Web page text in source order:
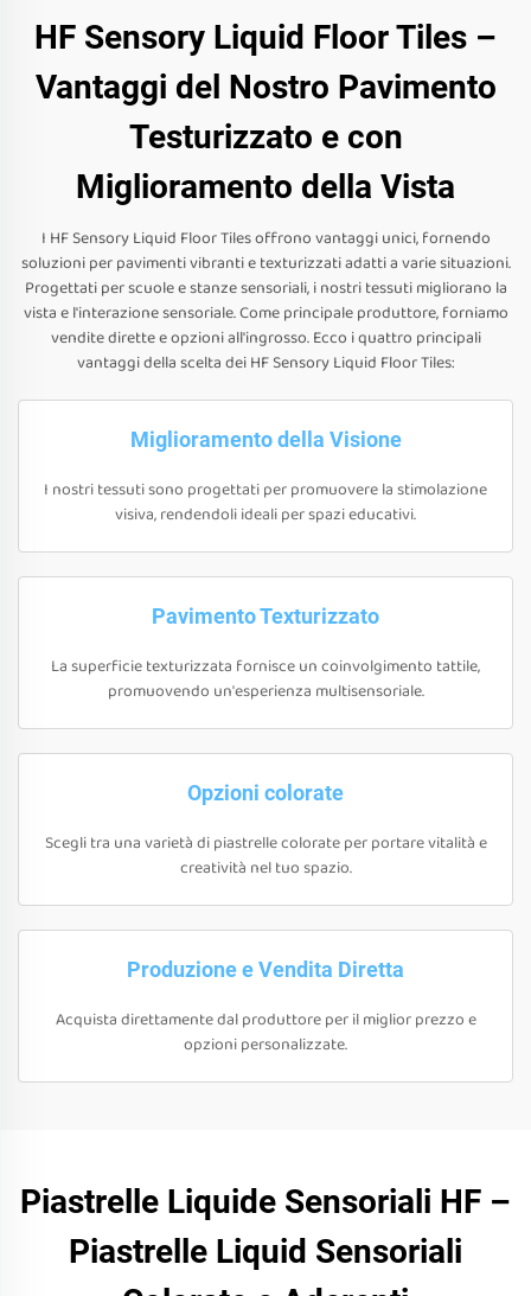
HF Sensory Liquid Floor Tiles –
Vantaggi del Nostro Pavimento
Testurizzato e con
Miglioramento della Vista
I HF Sensory Liquid Floor Tiles offrono vantaggi unici, fornendo
soluzioni per pavimenti vibranti e texturizzati adatti a varie situazioni.
Progettati per scuole e stanze sensoriali, i nostri tessuti migliorano la
vista e l'interazione sensoriale. Come principale produttore, forniamo
vendite dirette e opzioni all'ingrosso. Ecco i quattro principali
vantaggi della scelta dei HF Sensory Liquid Floor Tiles:
Miglioramento della Visione
I nostri tessuti sono progettati per promuovere la stimolazione
visiva, rendendoli ideali per spazi educativi.
Pavimento Texturizzato
La superficie texturizzata fornisce un coinvolgimento tattile,
promuovendo un'esperienza multisensoriale.
Opzioni colorate
Scegli tra una varietà di piastrelle colorate per portare vitalità e
creatività nel tuo spazio.
Produzione e Vendita Diretta
Acquista direttamente dal produttore per il miglior prezzo e
opzioni personalizzate.
Piastrelle Liquide Sensoriali HF –
Piastrelle Liquid Sensoriali